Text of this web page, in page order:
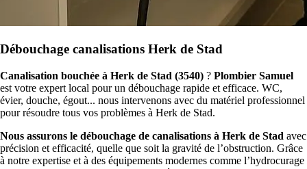
Débouchage canalisations Herk de Stad
Canalisation bouchée à Herk de Stad (3540) ? Plombier Samuel
est votre expert local pour un débouchage rapide et efficace. WC,
évier, douche, égout... nous intervenons avec du matériel professionnel
pour résoudre tous vos problèmes à Herk de Stad.
Nous assurons le débouchage de canalisations à Herk de Stad avec
précision et efficacité, quelle que soit la gravité de l’obstruction. Grâce
à notre expertise et à des équipements modernes comme l’hydrocurage